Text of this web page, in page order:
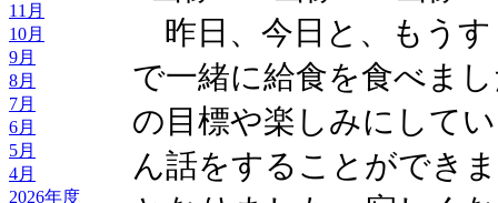
11月
10月
9月
8月
7月
6月
5月
4月
2026年度
昨日、今日と、もうす
で一緒に給食を食べま
の目標や楽しみにして
ん話をすることができ